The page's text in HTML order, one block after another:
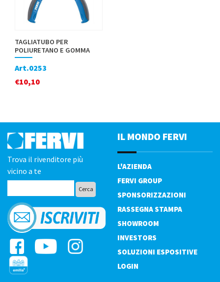
TAGLIATUBO PER
POLIURETANO E GOMMA
Art.0253
€10,10
Trova il rivenditore più
vicino a te
IL MONDO FERVI
L'AZIENDA
FERVI GROUP
SPONSORIZZAZIONI
RASSEGNA STAMPA
SHOWROOM
INVESTORS
SOLUZIONI ESPOSITIVE
LOGIN